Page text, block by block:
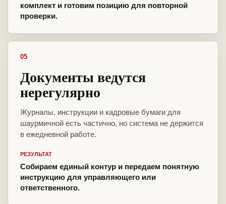
комплект и готовим позицию для повторной
проверки.
05
Документы ведутся
нерегулярно
Журналы, инструкции и кадровые бумаги для
шаурмичной есть частично, но система не держится
в ежедневной работе.
РЕЗУЛЬТАТ
Собираем единый контур и передаем понятную
инструкцию для управляющего или
ответственного.